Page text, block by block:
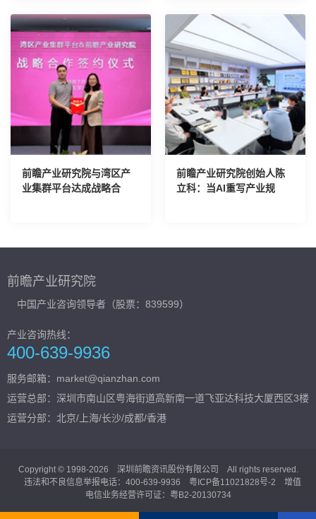
前瞻产业研究院与湾区产
业集群平台达成战略合
前瞻产业研究院创始人陈
立科：当AI重写产业规
前瞻产业研究院
中国产业咨询领导者（股票：839599）
产业咨询热线：
400-639-9936
服务邮箱：market@qianzhan.com
运营总部： 深圳市南山区粤海街道高新南一道飞亚达科技大厦西区3楼
运营分部：北京/上海/长沙/成都/香港
Copyright © 1998-2026 深圳前瞻资讯股份有限公司 All rights reserved.
违法和不良信息举报电话：400-639-9936 粤ICP备11021828号-2 增值
电信业务经营许可证：粤B2-20130734